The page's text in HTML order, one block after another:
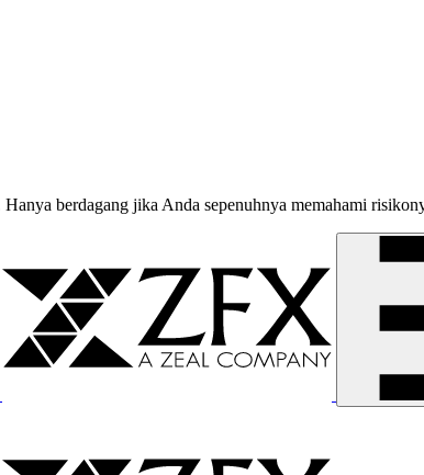
berdagang jika Anda sepenuhnya memahami